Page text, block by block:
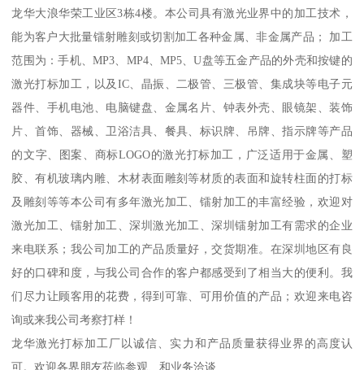
龙华大浪华荣工业区3栋4楼。本公司具有激光业界中的加工技术，
能为客户大批量镭射雕刻或切割加工各种金属、非金属产品； 加工
范围为：手机、MP3、MP4、MP5、U盘等五金产品的外壳和按键的
激光打标加工，以及IC、晶振、二极管、三极管、集成块等电子元
器件、手机电池、电脑键盘、金属名片、钟表外壳、眼镜架、装饰
片、首饰、器械、卫浴洁具、餐具、标识牌、吊牌、指示牌等产品
的文字、图案、商标LOGO的激光打标加工，广泛适用于金属、塑
胶、有机玻璃内雕、木材表面雕刻等材质的表面和旋转柱面的打标
及雕刻等等本公司有多年激光加工、镭射加工的丰富经验，欢迎对
激光加工、镭射加工、深圳激光加工、深圳镭射加工有需求的企业
来电联系；我公司加工的产品质量好，交货期准。在深圳地区有良
好的口碑和度，与我公司合作的客户都感受到了相当大的便利。我
们尽力让顾客用的花费，得到可靠、可用价值的产品；欢迎来电咨
询或来我公司考察打样！
龙华激光打标加工厂以诚信、实力和产品质量获得业界的高度认
可。欢迎各界朋友莅临参观、和业务洽谈